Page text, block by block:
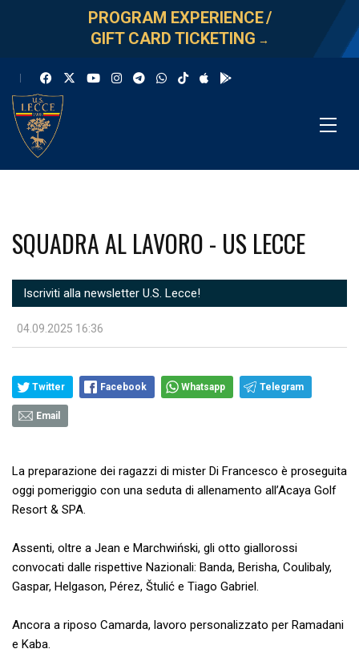
PROGRAM EXPERIENCE/
GIFT CARD TICKETING →
SQUADRA AL LAVORO - US LECCE
Iscriviti alla newsletter U.S. Lecce!
04.09.2025 16:36
Twitter Facebook Whatsapp Telegram
Email
La preparazione dei ragazzi di mister Di Francesco è proseguita
oggi pomeriggio con una seduta di allenamento all’Acaya Golf
Resort & SPA.
Assenti, oltre a Jean e Marchwiński, gli otto giallorossi
convocati dalle rispettive Nazionali: Banda, Berisha, Coulibaly,
Gaspar, Helgason, Pérez, Štulić e Tiago Gabriel.
Ancora a riposo Camarda, lavoro personalizzato per Ramadani
e Kaba.